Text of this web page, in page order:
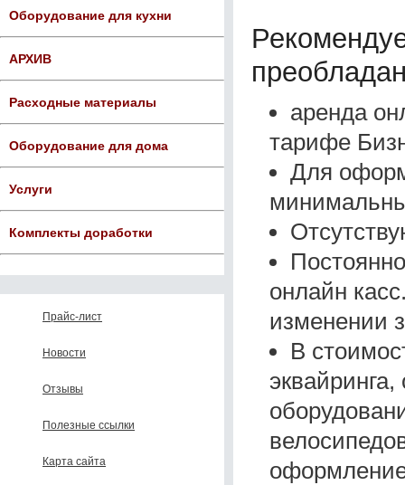
Оборудование для кухни
АРХИВ
Расходные материалы
Оборудование для дома
Услуги
Комплекты доработки
Прайс-лист
Новости
Отзывы
Полезные ссылки
Карта сайта
аренда
тарифе
Для
онлайн
изменении
В